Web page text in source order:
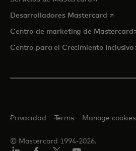
Desarrolladores Mastercard se abre
Centro de marketing de Mastercard
Centro para el Crecimiento Inclusivo
© Mastercard 1994-2026.
Privacidad Terms Manage cookies